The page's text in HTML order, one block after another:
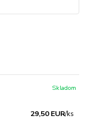
29,50 EUR/ks
Skladom